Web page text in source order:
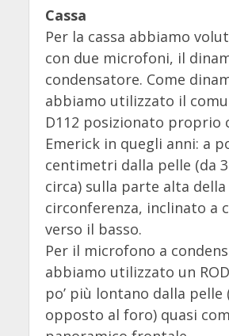
Cassa
Per la cassa abbiamo
con due microfoni, il
condensatore. Come
abbiamo utilizzato il
D112 posizionato proprio
Emerick in quegli anni: a
centimetri dalla pelle (da
circa) sulla parte alta della
circonferenza, inclinato a
verso il basso.
Per il microfono a
abbiamo utilizzato un
po’ più lontano dalla pelle
opposto al foro) quasi